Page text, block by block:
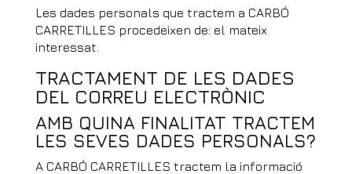
Les dades personals que tractem a CARBÓ
CARRETILLES procedeixen de: el mateix
interessat.
TRACTAMENT DE LES DADES
DEL CORREU ELECTRÒNIC
AMB QUINA FINALITAT TRACTEM
LES SEVES DADES PERSONALS?
A CARBÓ CARRETILLES tractem la informació